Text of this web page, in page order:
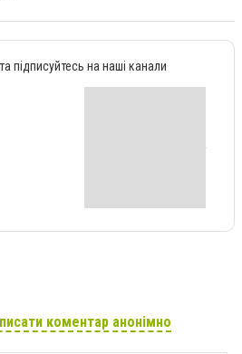
підписуйтесь на наші канали
коментар анонімно